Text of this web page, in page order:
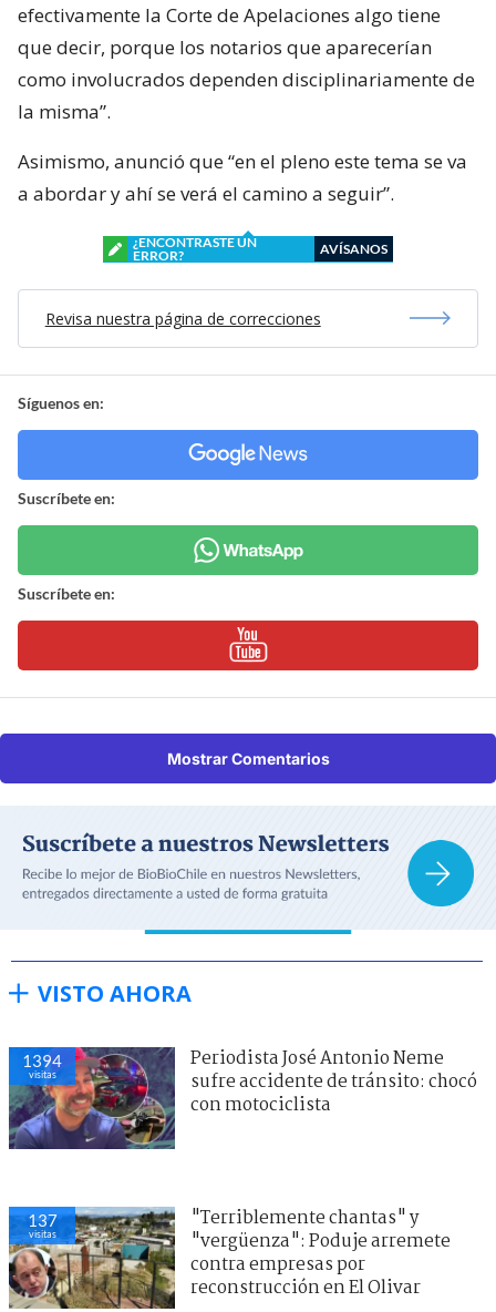
efectivamente la Corte de Apelaciones algo tiene
que decir, porque los notarios que aparecerían
como involucrados dependen disciplinariamente de
la misma”.
Asimismo, anunció que “en el pleno este tema se va
a abordar y ahí se verá el camino a seguir”.
¿ENCONTRASTE UN
ERROR?
AVÍSANOS
Revisa nuestra página de correcciones
Síguenos en:
Suscríbete en:
Suscríbete en:
Mostrar Comentarios
VISTO AHORA
1394
visitas
Periodista José Antonio Neme
sufre accidente de tránsito: chocó
con motociclista
137
visitas
"Terriblemente chantas" y
"vergüenza": Poduje arremete
contra empresas por
reconstrucción en El Olivar